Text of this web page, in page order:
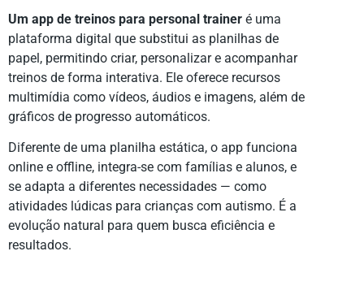
Um app de treinos para personal trainer é uma
plataforma digital que substitui as planilhas de
papel, permitindo criar, personalizar e acompanhar
treinos de forma interativa. Ele oferece recursos
multimídia como vídeos, áudios e imagens, além de
gráficos de progresso automáticos.
Diferente de uma planilha estática, o app funciona
online e offline, integra-se com famílias e alunos, e
se adapta a diferentes necessidades — como
atividades lúdicas para crianças com autismo. É a
evolução natural para quem busca eficiência e
resultados.